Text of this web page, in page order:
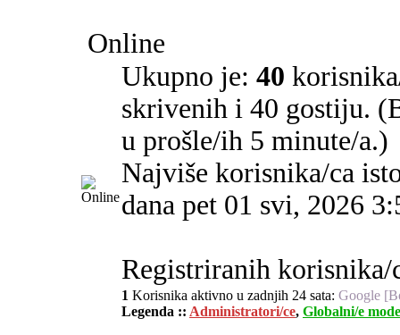
Online
Ukupno je: 40
skrivenih i 40 gostiju.
u prošle/ih 5 minute/a.)
Najviše korisnika/ca
dana pet 01 svi, 2026
Registriranih korisnika/
1 Korisnika aktivno u zadnjih 24 sata: Google
Legenda :: Administratori/ce, Globalni/e